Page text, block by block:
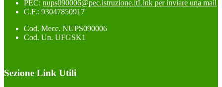
PEC: nups090006@pec.istruzione.itLink per inviare una mail
C.F.: 93047850917
Cod. Mecc. NUPS090006
Cod. Un. UFGSK1
Sezione Link Utili